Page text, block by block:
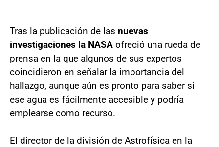
Tras la publicación de las nuevas
investigaciones la NASA ofreció una rueda de
prensa en la que algunos de sus expertos
coincidieron en señalar la importancia del
hallazgo, aunque aún es pronto para saber si
ese agua es fácilmente accesible y podría
emplearse como recurso.
El director de la división de Astrofísica en la